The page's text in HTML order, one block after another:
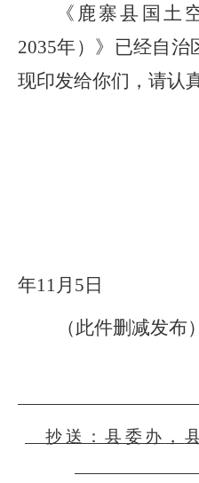
《 鹿寨县 国土
2035年）》已经自治
现印发给你们，请认
年11月 5 日
（此件删减发布）
抄送：县委办 ，